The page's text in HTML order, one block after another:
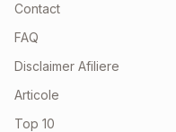
Contact
FAQ
Disclaimer Afiliere
Articole
Top 10